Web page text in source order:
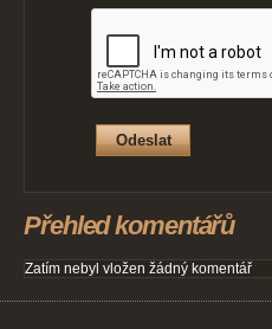
Přehled komentářů
Zatím nebyl vložen žádný komentář